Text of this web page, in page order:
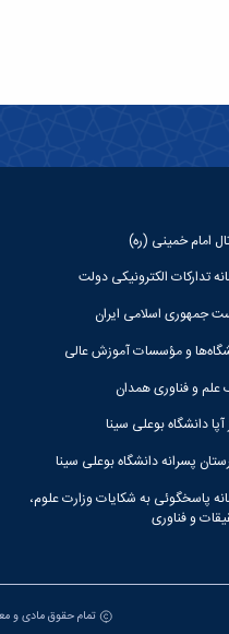
امام خمینی (ره)
تدارکات الکترونیکی دولت
جمهوری اسلامی ایران
و مؤسسات آموزش عالی
علم و فناوری همدان
آپا دانشگاه بوعلی سینا
پسرانه دانشگاه بوعلی سینا
پاسخگوئی به شکایات وزارت علوم،
و فناوری
تمام حقوق مادی و